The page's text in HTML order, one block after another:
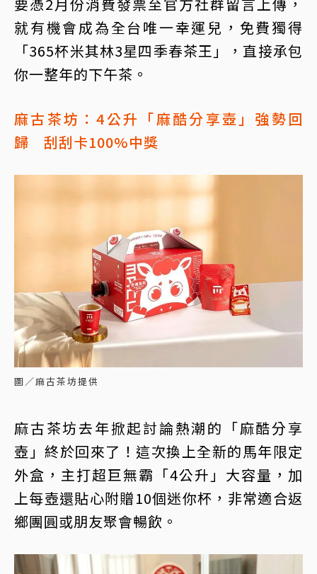
要憑2月份消費發票至官方社群留言上傳，
就有機會成為全台唯一幸運兒，免費獨得
「365杯米其林3星四季春茶王」，直接承包
你一整年的下午茶。
麻古茶坊：4公升「麻酷分享壺」強勢回
歸 刮刮卡100%中獎
圖／麻古茶坊提供
麻古茶坊去年掀起討論熱潮的「麻酷分享
壺」終於回來了！這次換上全新的馬年限定
外盒，主打超巨無霸「4公升」大容量，加
上每壺還貼心附贈10個迷你杯，非常適合返
鄉團圓或朋友聚會暢飲。